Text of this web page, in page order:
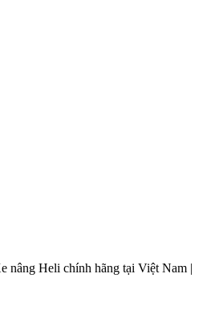
nâng Heli chính hãng tại Việt Nam |